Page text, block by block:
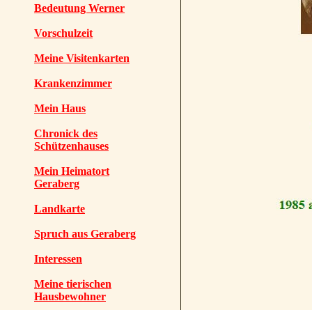
Bedeutung Werner
Vorschulzeit
Meine Visitenkarten
Krankenzimmer
Mein Haus
Chronick des
Schützenhauses
Mein Heimatort
Geraberg
Landkarte
Spruch aus Geraberg
Interessen
Meine tierischen
Hausbewohner